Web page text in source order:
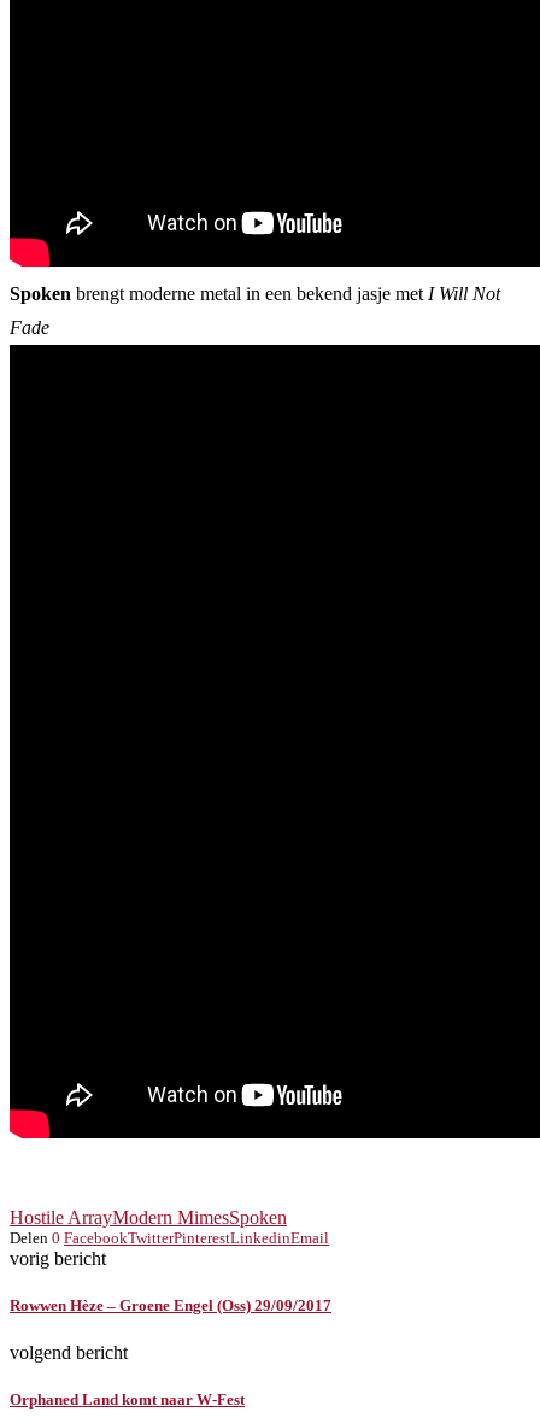
Spoken brengt moderne metal in een bekend jasje met I Will Not
Fade
Hostile ArrayModern MimesSpoken
Delen 0 FacebookTwitterPinterestLinkedinEmail
vorig bericht
Rowwen Hèze – Groene Engel (Oss) 29/09/2017
volgend bericht
Orphaned Land komt naar W-Fest